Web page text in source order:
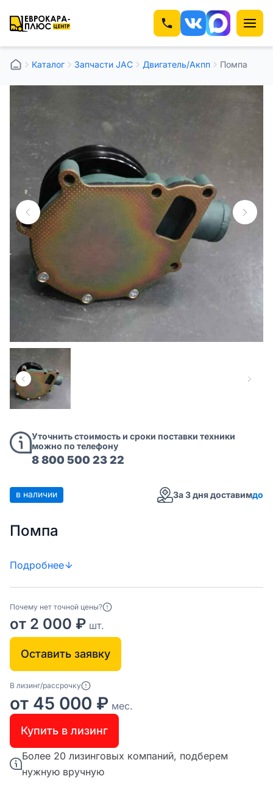
Каталог Запчасти JAC Двигатель/Акпп Помпа
Уточнить стоимость и сроки поставки техники
можно по телефону
8 800 500 23 22
в наличии За 3 дня доставимдо
Помпа
Подробнее
Почему нет точной цены?
от 2 000 ₽ шт.
Оставить заявку
В лизинг/рассрочку
от 45 000 ₽ мес.
Купить в лизинг
Более 20 лизинговых компаний, подберем
нужную вручную